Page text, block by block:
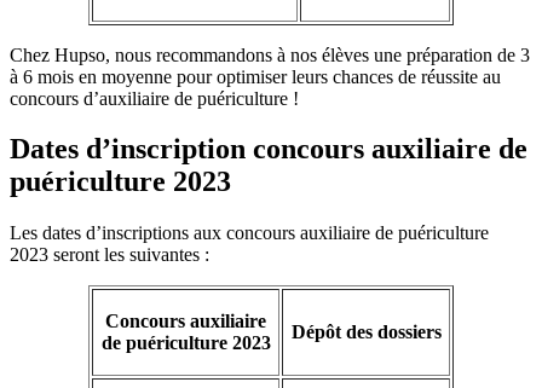
Chez Hupso, nous recommandons à nos élèves une préparation de 3
à 6 mois en moyenne pour optimiser leurs chances de réussite au
concours d’auxiliaire de puériculture !
Dates d’inscription concours auxiliaire de
puériculture 2023
Les dates d’inscriptions aux concours auxiliaire de puériculture
2023 seront les suivantes :
Concours auxiliaire
de puériculture 2023
Dépôt des dossiers